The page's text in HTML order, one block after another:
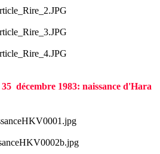
 décembre 1983: naissance d'Hara